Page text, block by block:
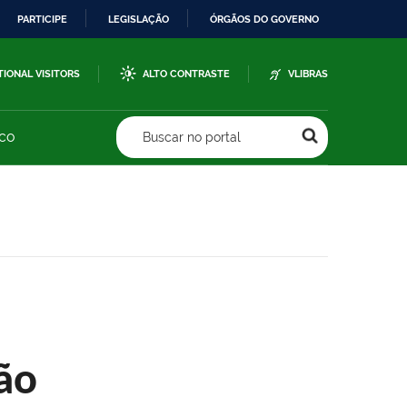
PARTICIPE LEGISLAÇÃO ÓRGÃOS DO GOVERNO
VISITORS ALTO CONTRASTE VLIBRAS
Buscar no portal